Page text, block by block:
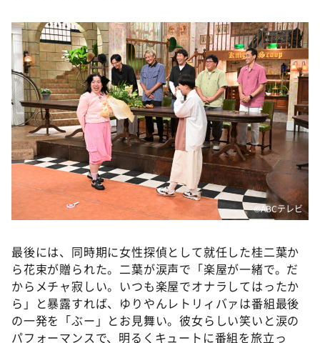
©ABCテレビ
最後には、同時期に女性探偵として就任した桂二葉か
ら花束が贈られた。二葉が涙声で「楽屋が一緒で。だ
からメチャ寂しい。いつも楽屋でオナラしてはったか
ら」と暴露すれば、ゆりやんレトリィバァは番組最後
の一発を「ぶー」とお見舞い。彼女らしい笑いと涙の
パフォーマンスで、明るくキュートに番組を旅立っ